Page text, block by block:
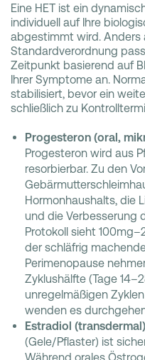
Eine HET ist ein
individuell auf Ihre
abgestimmt wird. Anders
Standardverordnung
Zeitpunkt basierend auf
Ihrer Symptome an.
stabilisiert, bevor ein
schließlich zu
Progesteron (oral,
Progesteron wird aus
resorbierbar. Zu den
Hormonhaushalts, die
und die Verbesserung
Protokoll sieht
der schläfrig
Perimenopause
Zyklushälfte (Tage
unregelmäßigen
wenden es
Estradiol
(Gele/Pflaster) ist